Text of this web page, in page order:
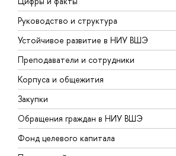
Руководство и структура
Устойчивое развитие в НИУ ВШЭ
Преподаватели и сотрудники
Корпуса и общежития
Закупки
Обращения граждан в НИУ ВШЭ
Фонд целевого капитала